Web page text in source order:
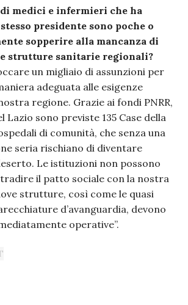
medici e infermieri che ha
presidente sono poche o
sopperire alla mancanza di
strutture sanitarie regionali?
un migliaio di assunzioni per
adeguata alle esigenze
regione. Grazie ai fondi PNRR,
Lazio sono previste 135 Case della
di comunità, che senza una
seria rischiano di diventare
Le istituzioni non possono
il patto sociale con la nostra
strutture, così come le quasi
d’avanguardia, devono
operative”.